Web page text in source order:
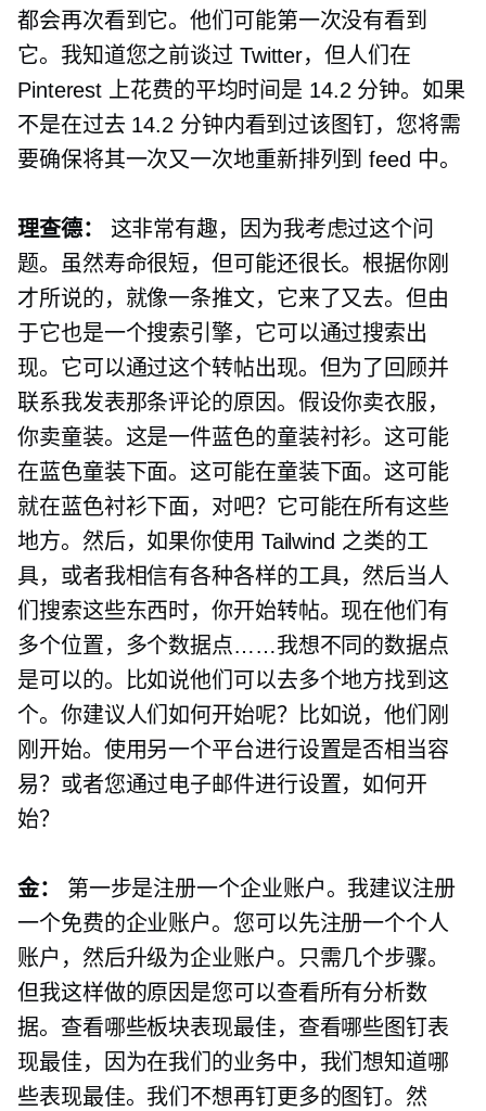
都会再次看到它。他们可能第一次没有看到
它。我知道您之前谈过 Twitter，但人们在
Pinterest 上花费的平均时间是 14.2 分钟。如果
不是在过去 14.2 分钟内看到过该图钉，您将需
要确保将其一次又一次地重新排列到 feed 中。
理查德：
这非常有趣，因为我考虑过这个问
题。虽然寿命很短，但可能还很长。根据你刚
才所说的，就像一条推文，它来了又去。但由
于它也是一个搜索引擎，它可以通过搜索出
现。它可以通过这个转帖出现。但为了回顾并
联系我发表那条评论的原因。假设你卖衣服，
你卖童装。这是一件蓝色的童装衬衫。这可能
在蓝色童装下面。这可能在童装下面。这可能
就在蓝色衬衫下面，对吧？它可能在所有这些
地方。然后，如果你使用 Tailwind 之类的工
具，或者我相信有各种各样的工具，然后当人
们搜索这些东西时，你开始转帖。现在他们有
多个位置，多个数据点……我想不同的数据点
是可以的。比如说他们可以去多个地方找到这
个。你建议人们如何开始呢？比如说，他们刚
刚开始。使用另一个平台进行设置是否相当容
易？或者您通过电子邮件进行设置，如何开
始？
金：
第一步是注册一个企业账户。我建议注册
一个免费的企业账户。您可以先注册一个个人
账户，然后升级为企业账户。只需几个步骤。
但我这样做的原因是您可以查看所有分析数
据。查看哪些板块表现最佳，查看哪些图钉表
现最佳，因为在我们的业务中，我们想知道哪
些表现最佳。我们不想再钉更多的图钉。然